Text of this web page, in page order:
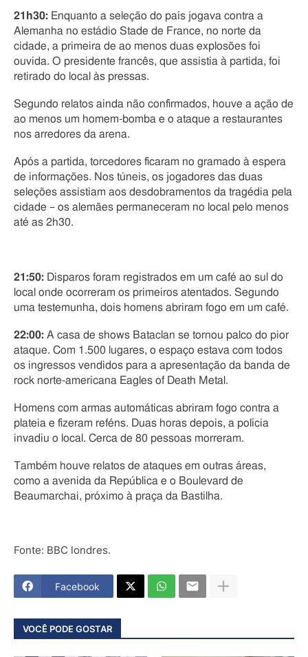
21h30: Enquanto a seleção do país jogava contra a
Alemanha no estádio Stade de France, no norte da
cidade, a primeira de ao menos duas explosões foi
ouvida. O presidente francês, que assistia à partida, foi
retirado do local às pressas.
Segundo relatos ainda não confirmados, houve a ação de
ao menos um homem-bomba e o ataque a restaurantes
nos arredores da arena.
Após a partida, torcedores ficaram no gramado à espera
de informações. Nos túneis, os jogadores das duas
seleções assistiam aos desdobramentos da tragédia pela
cidade – os alemães permaneceram no local pelo menos
até as 2h30.
21:50: Disparos foram registrados em um café ao sul do
local onde ocorreram os primeiros atentados. Segundo
uma testemunha, dois homens abriram fogo em um café.
22:00: A casa de shows Bataclan se tornou palco do pior
ataque. Com 1.500 lugares, o espaço estava com todos
os ingressos vendidos para a apresentação da banda de
rock norte-americana Eagles of Death Metal.
Homens com armas automáticas abriram fogo contra a
plateia e fizeram reféns. Duas horas depois, a polícia
invadiu o local. Cerca de 80 pessoas morreram.
Também houve relatos de ataques em outras áreas,
como a avenida da República e o Boulevard de
Beaumarchai, próximo à praça da Bastilha.
Fonte: BBC londres.
Facebook
VOCÊ PODE GOSTAR